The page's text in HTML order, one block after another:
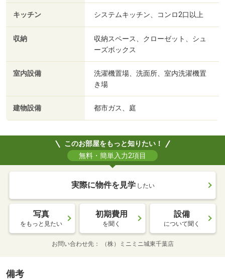
キッチン システムキッチン、コンロ2口以上
収納
収納スペース、クローゼット、シュ
ーズボックス
室内設備
洗濯機置場、洗面所、室内洗濯機置
き場
建物設備 都市ガス、庭
このお部屋をもっと知りたい！
無料・簡単入力2項目
実際に物件を見学 したい
写真
をもっと見たい
初期費用
を聞く
設備
について聞く
お問い合わせ先 （株）ミニミニ城東千葉店
備考